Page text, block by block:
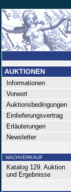
AUKTIONEN
Informationen
Vorwort
Auktionsbedingungen
Einlieferungsvertrag
Erläuterungen
Newsletter
NACHVERKAUF
Katalog 129. Auktion
und Ergebnisse